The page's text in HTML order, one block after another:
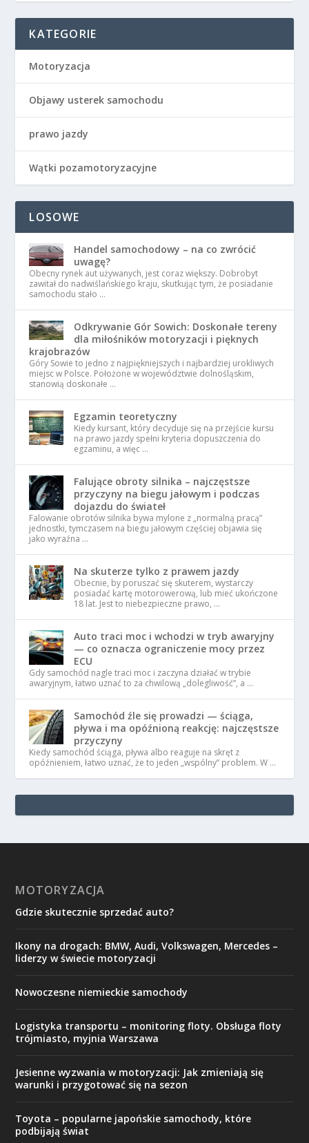
KATEGORIE
Motoryzacja
Objawy usterek samochodu
prawo jazdy
Wątki pozamotoryzacyjne
LOSOWE
Handel samochodowy – na co zwrócić
uwagę?
Obecny rynek aut używanych, jest coraz większy. Dobrobyt
zawitał do nadwiślańskiego kraju, skutkując tym, że posiadanie
samochodu stało …
Odkrywanie Gór Sowich: Doskonałe tereny
dla miłośników motoryzacji i pięknych
krajobrazów
Góry Sowie to jedno z najpiękniejszych i najbardziej urokliwych
miejsc w Polsce. Położone w województwie dolnośląskim,
stanowią doskonałe …
Egzamin teoretyczny
Kiedy kursant, który decyduje się na przejście kursu
na prawo jazdy spełni kryteria dopuszczenia do
egzaminu, a więc …
Falujące obroty silnika – najczęstsze
przyczyny na biegu jałowym i podczas
dojazdu do świateł
Falowanie obrotów silnika bywa mylone z „normalną pracą”
jednostki, tymczasem na biegu jałowym częściej objawia się
jako wyraźna …
Na skuterze tylko z prawem jazdy
Obecnie, by poruszać się skuterem, wystarczy
posiadać kartę motorowerową, lub mieć ukończone
18 lat. Jest to niebezpieczne prawo, …
Auto traci moc i wchodzi w tryb awaryjny
— co oznacza ograniczenie mocy przez
ECU
Gdy samochód nagle traci moc i zaczyna działać w trybie
awaryjnym, łatwo uznać to za chwilową „dolegliwość”, a …
Samochód źle się prowadzi — ściąga,
pływa i ma opóźnioną reakcję: najczęstsze
przyczyny
Kiedy samochód ściąga, pływa albo reaguje na skręt z
opóźnieniem, łatwo uznać, że to jeden „wspólny” problem. W …
MOTORYZACJA
Gdzie skutecznie sprzedać auto?
Ikony na drogach: BMW, Audi, Volkswagen, Mercedes –
liderzy w świecie motoryzacji
Nowoczesne niemieckie samochody
Logistyka transportu – monitoring floty. Obsługa floty
trójmiasto, myjnia Warszawa
Jesienne wyzwania w motoryzacji: Jak zmieniają się
warunki i przygotować się na sezon
Toyota – popularne japońskie samochody, które
podbijają świat